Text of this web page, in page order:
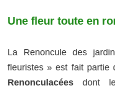
Une fleur toute en
La Renoncule des
fleuristes » est fait partie
Renonculacées dont